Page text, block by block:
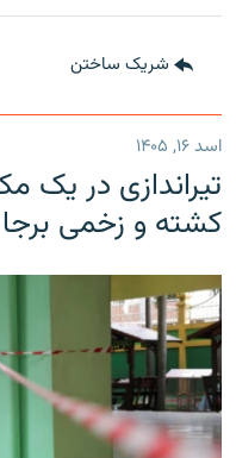
شریک ساختن
اسد ۱۶, ۱۴۰۵
تیراندازی در یک
کشته و زخمی برجا